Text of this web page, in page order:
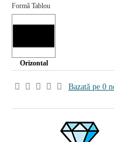
Bazată pe 0
Formă Tablou
Orizontal